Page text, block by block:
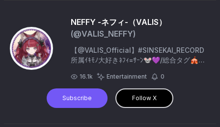
NEFFY -ネフィ-（VALIS）
(@VALIS_NEFFY)
【@VALIS_Official】#SINSEKAI_RECORD
所属ｲｷﾓﾉ大好きﾈﾌｨ=ｻｰﾝ🐭💜/総合タグ🎪#
信📺#にゃんはおテイメント/スペース📱#
にゃんはおタイム/切り抜き✂️#にゃんはお
のカケラ/IBAのｲﾏｼﾞﾅﾘｰ店長🐾/FN:ペット
16.1k Entertainment 0
Subscribe Follow X